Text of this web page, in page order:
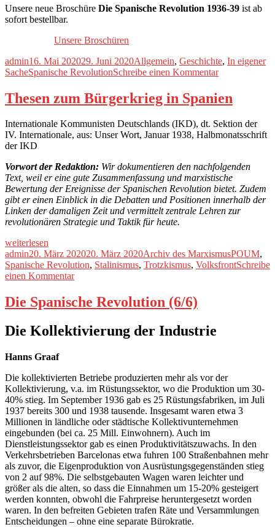
Anarchismus?
Unsere neue Broschüre Die Spanische Revolution 1936-39 ist ab
sofort bestellbar.
Unsere Broschüren
Autor
adminVeröffentlicht
am
16. Mai 202029. Juni 2020Kategorien
Allgemein, Geschichte, In eigener
SacheSchlagwörter
Spanische RevolutionSchreibe einen Kommentarzu
Die
Revolution
1936-
Thesen zum Bürgerkrieg in Spanien
Internationale Kommunisten Deutschlands (IKD), dt. Sektion der
IV. Internationale, aus: Unser Wort, Januar 1938, Halbmonatsschrift
der IKD
Vorwort der Redaktion: Wir dokumentieren den nachfolgenden
Text, weil er eine gute Zusammenfassung und marxistische
Bewertung der Ereignisse der Spanischen Revolution bietet. Zudem
gibt er einen Einblick in die Debatten und Positionen innerhalb der
Linken der damaligen Zeit und vermittelt zentrale Lehren zur
revolutionären Strategie und Taktik für heute.
„Thesen
zum
Bürgerkrieg
in
weiterlesen
Autor
adminVeröffentlicht
am
20. März 202020. März 2020Kategorien
Archiv des MarxismusPOUM,
Spanische Revolution, Stalinismus, Trotzkismus, VolksfrontSchreibe
einen Kommentarzu
zum
Bürgerkrieg
Spanien
Die Spanische Revolution (6/6)
Die Kollektivierung der Industrie
Hanns Graaf
Die kollektivierten Betriebe produzierten mehr als vor der
Kollektivierung, v.a. im Rüstungssektor, wo die Produktion um 30-
40% stieg. Im September 1936 gab es 25 Rüstungsfabriken, im Juli
1937 bereits 300 und 1938 tausende. Insgesamt waren etwa 3
Millionen in ländliche oder städtische Kollektivunternehmen
eingebunden (bei ca. 25 Mill. Einwohnern). Auch im
Dienstleistungssektor gab es einen Produktivitätszuwachs. In den
Verkehrsbetrieben Barcelonas etwa fuhren 100 Straßenbahnen mehr
als zuvor, die Eigenproduktion von Ausrüstungsgegenständen stieg
von 2 auf 98%. Die selbstgebauten Wagen waren leichter und
größer als die alten, so dass die Einnahmen um 15-20% gesteigert
werden konnten, obwohl die Fahrpreise heruntergesetzt worden
waren. In den befreiten Gebieten trafen Räte und Versammlungen
Entscheidungen – ohne eine separate Bürokratie.